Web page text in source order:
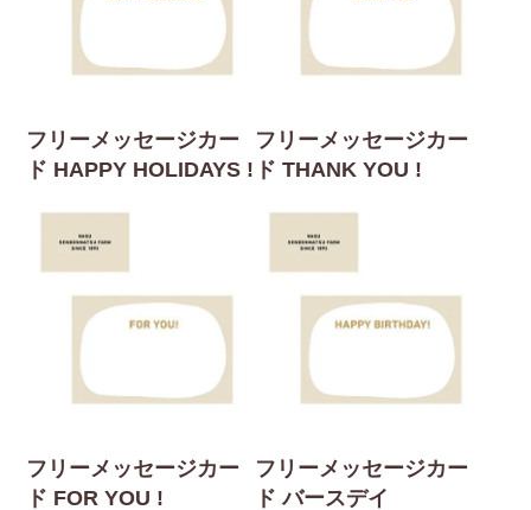
フリーメッセージカー
ド HAPPY HOLIDAYS !
フリーメッセージカー
ド THANK YOU !
フリーメッセージカー
ド FOR YOU !
フリーメッセージカー
ド バースデイ